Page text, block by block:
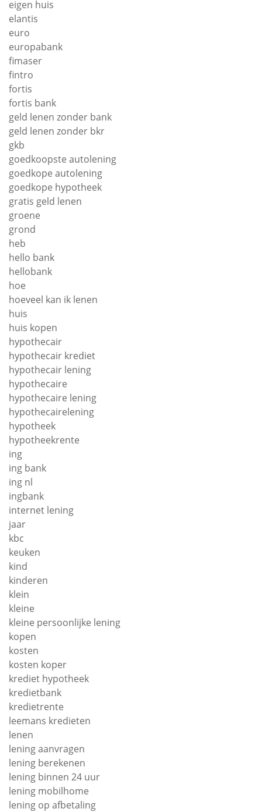
eigen huis
elantis
euro
europabank
fimaser
fintro
fortis
fortis bank
geld lenen zonder bank
geld lenen zonder bkr
gkb
goedkoopste autolening
goedkope autolening
goedkope hypotheek
gratis geld lenen
groene
grond
heb
hello bank
hellobank
hoe
hoeveel kan ik lenen
huis
huis kopen
hypothecair
hypothecair krediet
hypothecair lening
hypothecaire
hypothecaire lening
hypothecairelening
hypotheek
hypotheekrente
ing
ing bank
ing nl
ingbank
internet lening
jaar
kbc
keuken
kind
kinderen
klein
kleine
kleine persoonlijke lening
kopen
kosten
kosten koper
krediet hypotheek
kredietbank
kredietrente
leemans kredieten
lenen
lening aanvragen
lening berekenen
lening binnen 24 uur
lening mobilhome
lening op afbetaling